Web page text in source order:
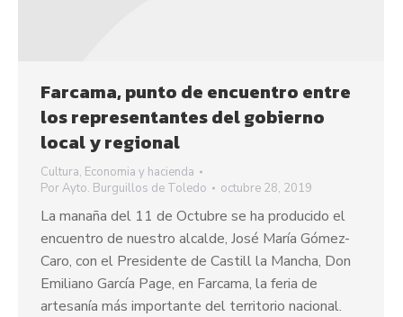
Farcama, punto de encuentro entre
los representantes del gobierno
local y regional
Cultura, Economia y hacienda
PorAyto. Burguillos de Toledo octubre 28, 2019
La manaña del 11 de Octubre se ha producido el
encuentro de nuestro alcalde, José María Gómez-
Caro, con el Presidente de Castill la Mancha, Don
Emiliano García Page, en Farcama, la feria de
artesanía más importante del territorio nacional.